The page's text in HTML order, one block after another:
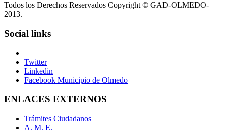
Todos los Derechos Reservados Copyright © GAD-OLMEDO-
2013.
Social links
Twitter
Linkedin
Facebook Municipio de Olmedo
ENLACES EXTERNOS
Trámites Ciudadanos
A. M. E.